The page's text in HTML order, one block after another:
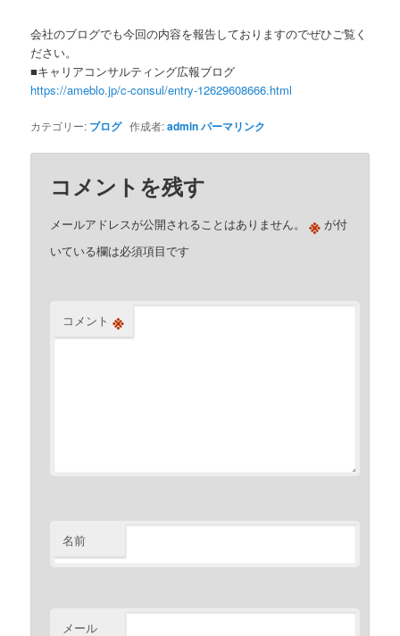
会社のブログでも今回の内容を報告しておりますのでぜひご覧く
ださい。
■キャリアコンサルティング広報ブログ
https://ameblo.jp/c-consul/entry-12629608666.html
カテゴリー: ブログ作成者:adminパーマリンク
コメントを残す
メールアドレスが公開されることはありません。 ※ が付
いている欄は必須項目です
コメント ※
名前
メール